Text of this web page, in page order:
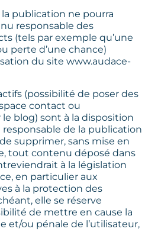
publication ne pourra
responsable des
(tels par exemple qu’une
perte d’une chance)
du site www.audace-
(possibilité de poser des
contact ou
blog) sont à la disposition
responsable de la publication
supprimer, sans mise en
tout contenu déposé dans
à la législation
en particulier aux
à la protection des
elle se réserve
de mettre en cause la
et/ou pénale de l’utilisateur,